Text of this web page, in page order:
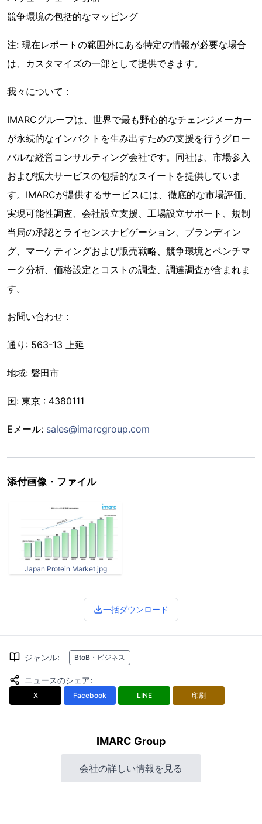
競争環境の包括的なマッピング
注: 現在レポートの範囲外にある特定の情報が必要な場合
は、カスタマイズの一部として提供できます。
我々について：
IMARCグループは、世界で最も野心的なチェンジメーカー
が永続的なインパクトを生み出すための支援を行うグロー
バルな経営コンサルティング会社です。同社は、市場参入
および拡大サービスの包括的なスイートを提供していま
す。IMARCが提供するサービスには、徹底的な市場評価、
実現可能性調査、会社設立支援、工場設立サポート、規制
当局の承認とライセンスナビゲーション、ブランディン
グ、マーケティングおよび販売戦略、競争環境とベンチマ
ーク分析、価格設定とコストの調査、調達調査が含まれま
す。
お問い合わせ：
通り: 563-13 上延
地域: 磐田市
国: 東京 : 4380111
Eメール: sales@imarcgroup.com
添付画像・ファイル
Japan Protein Market.jpg
一括ダウンロード
ジャンル: BtoB・ビジネス
ニュースのシェア:
X Facebook LINE 印刷
IMARC Group
会社の詳しい情報を見る